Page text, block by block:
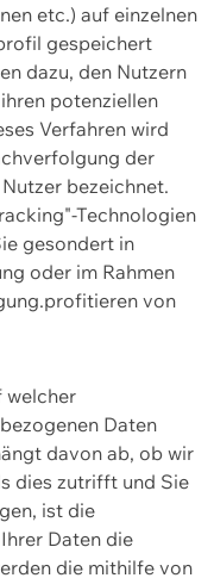
etc.) auf einzelnen
gespeichert
dazu, den Nutzern
potenziellen
Verfahren wird
der
bezeichnet.
Technologien
gesondert in
oder im Rahmen
von
welcher
Daten
davon ab, ob wir
dies zutrifft und Sie
ist die
Daten die
die mithilfe von